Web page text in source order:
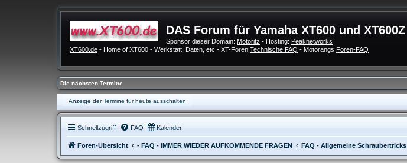
DAS Forum für Yamaha XT600 und XT600Z
Sponsor dieser Domain: Motoritz - Hosting: Peaknetworks
XT600.de - Home of XT600 - Werkstatt, Daten, etc - XT-Foren Technische FAQ - Motorangs Foren-FAQ
Die nächsten Termine
Anzeige der Termine für heute ausschalten
Schnellzugriff FAQ Kalender
Foren-Übersicht - FAQ - IMMER WIEDER AUFKOMMENDE FRAGEN FAQ - Allgemeine Schraubertricks